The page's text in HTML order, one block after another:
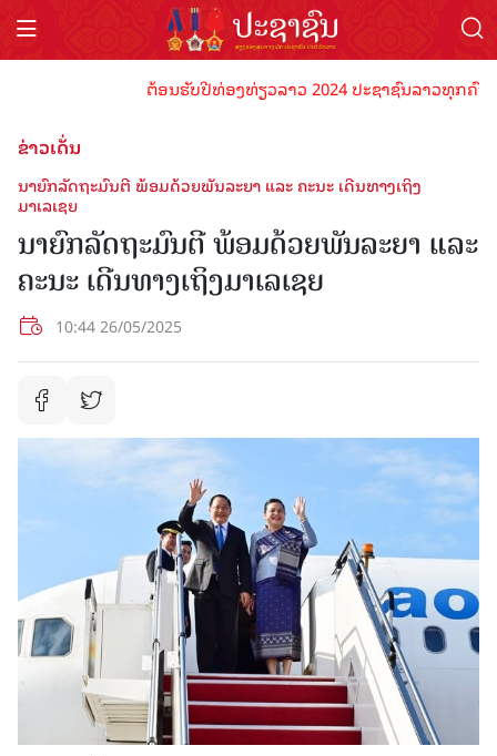
ຕ້ອນຮັບປີທ່ອງທ່ຽວລາວ 2024 ປະຊາຊົນລາວທຸກຄົນ
ຂ່າວເດັ່ນ
ນາຍົກລັດຖະມົນຕີ ພ້ອມດ້ວຍພັນລະຍາ ແລະ ຄະນະ ເດີນທາງເຖິງ
ມາເລເຊຍ
ນາຍົກລັດຖະມົນຕີ ພ້ອມດ້ວຍພັນລະຍາ ແລະ
ຄະນະ ເດີນທາງເຖິງມາເລເຊຍ
10:44 26/05/2025